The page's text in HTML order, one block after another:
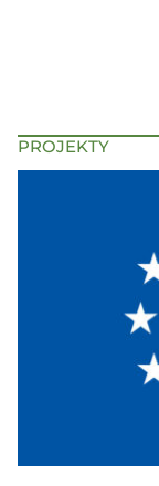
PROJEKTY